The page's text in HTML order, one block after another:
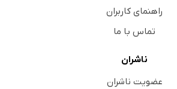
راهنمای کاربران
تماس با ما
ناشران
عضویت ناشران